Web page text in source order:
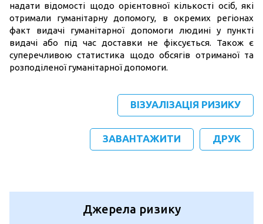
надати відомості щодо орієнтовної кількості осіб, які
отримали гуманітарну допомогу, в окремих регіонах
факт видачі гуманітарної допомоги людині у пункті
видачі або під час доставки не фіксується. Також є
суперечливою статистика щодо обсягів отриманої та
розподіленої гуманітарної допомоги.
ВІЗУАЛІЗАЦІЯ РИЗИКУ
ЗАВАНТАЖИТИ ДРУК
Джерела ризику